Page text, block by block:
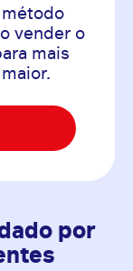
vender o
mais
por